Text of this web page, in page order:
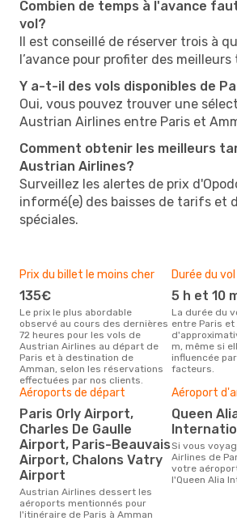
Combien de temps à l'avance
vol?
Il est conseillé de réserver trois à
l’avance pour profiter des
Y a-t-il des vols disponibles de
Oui, vous pouvez trouver une
Austrian Airlines entre Paris et
Comment obtenir les meilleurs
Austrian Airlines?
Surveillez les alertes de prix
informé(e) des baisses de tarifs et
spéciales.
Prix du billet le moins cher
135€
Le prix le plus abordable
observé au cours des dernières
72 heures pour les vols de
Austrian Airlines au départ de
Paris et à destination de
Amman, selon les réservations
effectuées par nos clients.
Durée du vol
5 h et 10
La durée du vol Austrian Airlines
entre Paris
m, même si
influencée
facteurs.
Aéroports de départ
Paris Orly Airport,
Charles De Gaulle
Airport, Paris-Beauvais
Airport, Chalons Vatry
Airport
Austrian Airlines dessert les
aéroports mentionnés pour
l'itinéraire de Paris à Amman
Aéroport
Queen Alia
Si vous voyagez avec Austrian
Airlines de
votre
l'Queen Alia